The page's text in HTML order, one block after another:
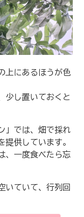
上にあるほうが色
少し置いておくと
」では、畑で採れ
提供しています。
、一度食べたら忘
いていて、行列回